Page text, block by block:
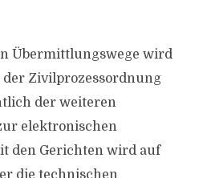
Übermittlungswege wird
der Zivilprozessordnung
der weiteren
elektronischen
den Gerichten wird auf
die technischen